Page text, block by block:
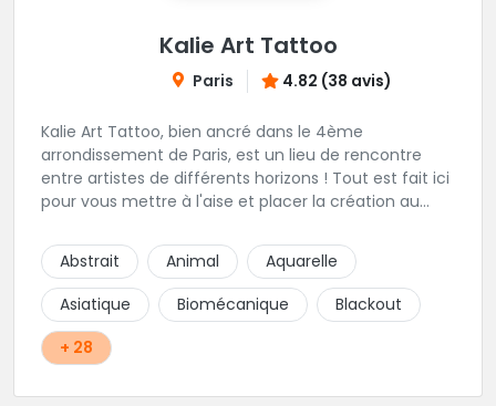
Kalie Art Tattoo
Paris 4.82 (38 avis)
Kalie Art Tattoo, bien ancré dans le 4ème
arrondissement de Paris, est un lieu de rencontre
entre artistes de différents horizons ! Tout est fait ici
pour vous mettre à l'aise et placer la création au
Abstrait
Animal
Aquarelle
Asiatique
Biomécanique
Blackout
+ 28